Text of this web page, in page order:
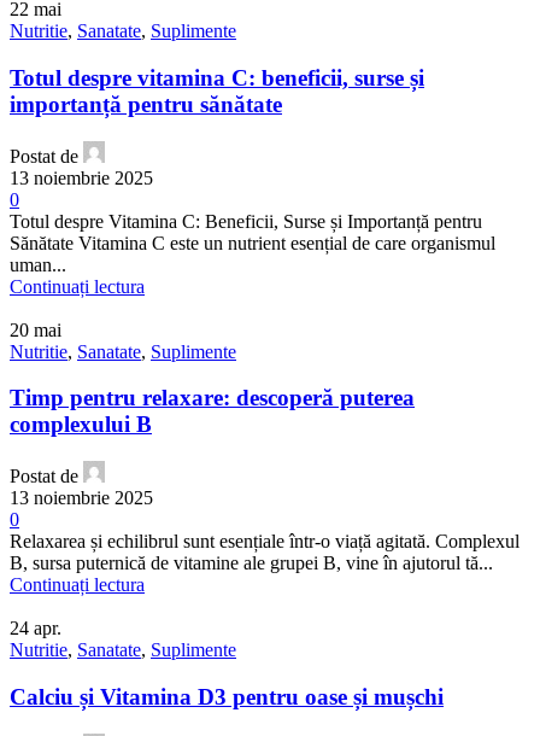
22 mai
Nutritie, Sanatate, Suplimente
Totul despre vitamina C: beneficii, surse și
importanță pentru sănătate
Postat de
13 noiembrie 2025
0
Totul despre Vitamina C: Beneficii, Surse și Importanță pentru
Sănătate Vitamina C este un nutrient esențial de care organismul
uman...
Continuați lectura
20 mai
Nutritie, Sanatate, Suplimente
Timp pentru relaxare: descoperă puterea
complexului B
Postat de
13 noiembrie 2025
0
Relaxarea și echilibrul sunt esențiale într-o viață agitată. Complexul
B, sursa puternică de vitamine ale grupei B, vine în ajutorul tă...
Continuați lectura
24 apr.
Nutritie, Sanatate, Suplimente
Calciu și Vitamina D3 pentru oase și mușchi